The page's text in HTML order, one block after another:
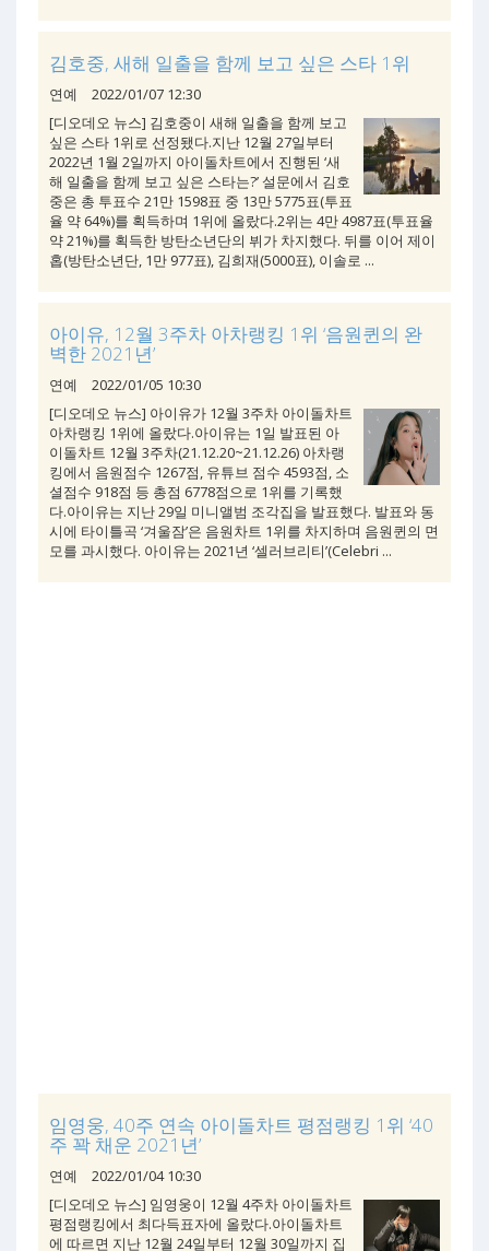
김호중, 새해 일출을 함께 보고 싶은 스타 1위
연예
2022/01/07 12:30
[디오데오 뉴스] 김호중이 새해 일출을 함께 보고
싶은 스타 1위로 선정됐다.지난 12월 27일부터
2022년 1월 2일까지 아이돌차트에서 진행된 ‘새
해 일출을 함께 보고 싶은 스타는?’ 설문에서 김호
중은 총 투표수 21만 1598표 중 13만 5775표(투표
율 약 64%)를 획득하며 1위에 올랐다.2위는 4만 4987표(투표율
약 21%)를 획득한 방탄소년단의 뷔가 차지했다. 뒤를 이어 제이
홉(방탄소년단, 1만 977표), 김희재(5000표), 이솔로 ...
아이유, 12월 3주차 아차랭킹 1위 ‘음원퀸의 완
벽한 2021년’
연예
2022/01/05 10:30
[디오데오 뉴스] 아이유가 12월 3주차 아이돌차트
아차랭킹 1위에 올랐다.아이유는 1일 발표된 아
이돌차트 12월 3주차(21.12.20~21.12.26) 아차랭
킹에서 음원점수 1267점, 유튜브 점수 4593점, 소
셜점수 918점 등 총점 6778점으로 1위를 기록했
다.아이유는 지난 29일 미니앨범 조각집을 발표했다. 발표와 동
시에 타이틀곡 ‘겨울잠’은 음원차트 1위를 차지하며 음원퀸의 면
모를 과시했다. 아이유는 2021년 ‘셀러브리티’(Celebri ...
임영웅, 40주 연속 아이돌차트 평점랭킹 1위 ‘40
주 꽉 채운 2021년’
연예
2022/01/04 10:30
[디오데오 뉴스] 임영웅이 12월 4주차 아이돌차트
평점랭킹에서 최다득표자에 올랐다.아이돌차트
에 따르면 지난 12월 24일부터 12월 30일까지 집